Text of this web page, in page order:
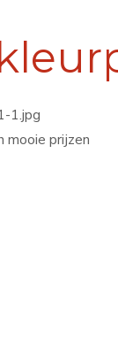
mooie prijzen